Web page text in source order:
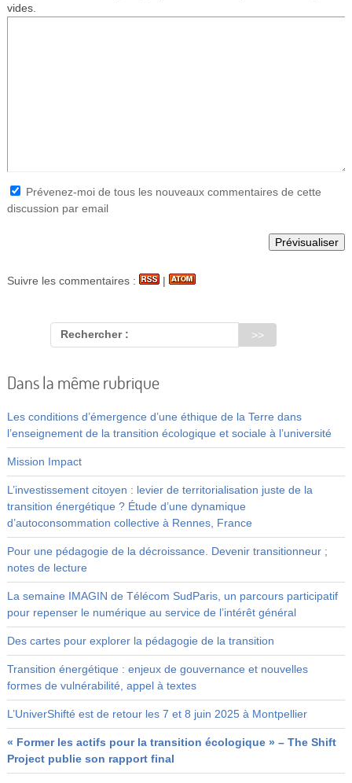
vides.
Prévenez-moi de tous les nouveaux commentaires de cette
discussion par email
Suivre les commentaires : |
Rechercher :
Dans la même rubrique
Les conditions d’émergence d’une éthique de la Terre dans
l’enseignement de la transition écologique et sociale à l’université
Mission Impact
L’investissement citoyen : levier de territorialisation juste de la
transition énergétique ? Étude d’une dynamique
d’autoconsommation collective à Rennes, France
Pour une pédagogie de la décroissance. Devenir transitionneur ;
notes de lecture
La semaine IMAGIN de Télécom SudParis, un parcours participatif
pour repenser le numérique au service de l’intérêt général
Des cartes pour explorer la pédagogie de la transition
Transition énergétique : enjeux de gouvernance et nouvelles
formes de vulnérabilité, appel à textes
L’UniverShifté est de retour les 7 et 8 juin 2025 à Montpellier
« Former les actifs pour la transition écologique » – The Shift
Project publie son rapport final